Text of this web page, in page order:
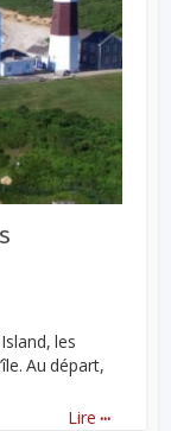
les
Au départ,
Lire ...